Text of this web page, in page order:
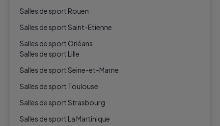
Salles de sport Rouen
Salles de sport Saint-Etienne
Salles de sport Orléans
Salles de sport Lille
Salles de sport Seine-et-Marne
Salles de sport Toulouse
Salles de sport Strasbourg
Salles de sport La Martinique